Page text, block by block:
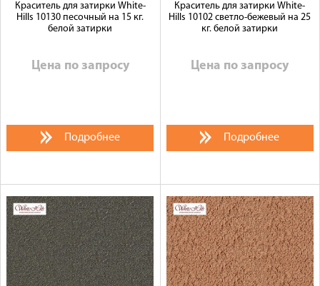
Краситель для затирки White-
Hills 10130 песочный на 15 кг.
белой затирки
Цена по запросу
Подробнее
Краситель для затирки White-
Hills 10102 светло-бежевый на 25
кг. белой затирки
Цена по запросу
Подробнее